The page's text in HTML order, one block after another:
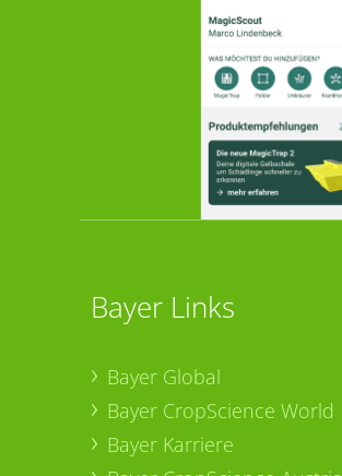
Bayer Links
Bayer Global
Bayer CropScience World
Bayer Karriere